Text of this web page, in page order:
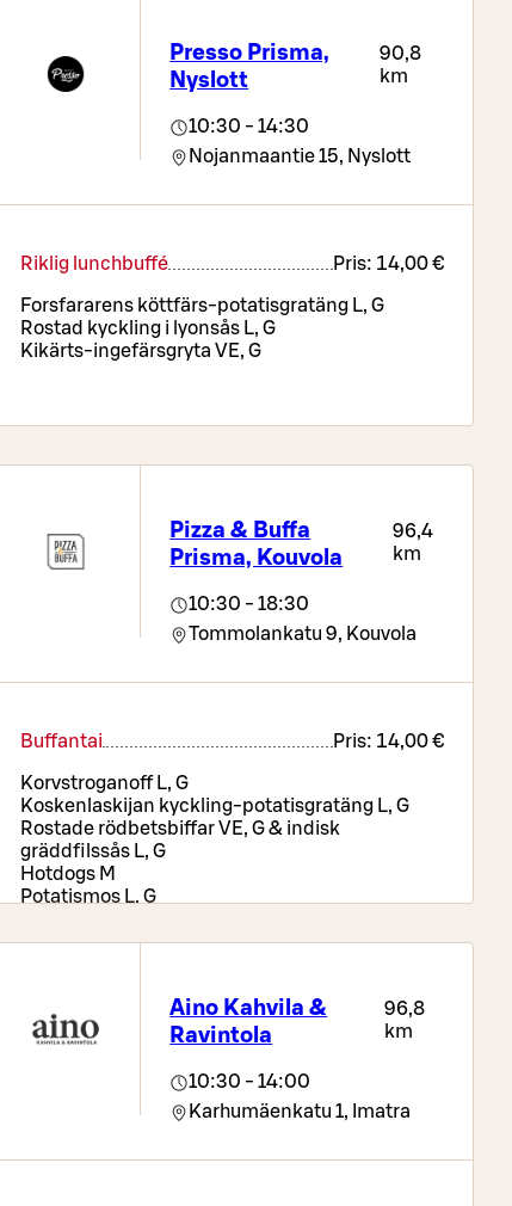
tomaattikastiketta, mozzarellaa ja rucolaa
Voimme valmistaa lounaspizzan myös
Presso Prisma,
Nyslott
90,8
km
10:30 - 14:30
Nojanmaantie 15, Nyslott
Riklig lunchbuffé Pris: 14,00 €
Forsfararens köttfärs-potatisgratäng L, G
Rostad kyckling i lyonsås L, G
Kikärts-ingefärsgryta VE, G
Pizza & Buffa
Prisma, Kouvola
96,4
km
10:30 - 18:30
Tommolankatu 9, Kouvola
Buffantai Pris: 14,00 €
Korvstroganoff L, G
Koskenlaskijan kyckling-potatisgratäng L, G
Rostade rödbetsbiffar VE, G & indisk
gräddfilssås L, G
Hotdogs M
Potatismos L, G
Rostade rotfrukter VE, G
Aino Kahvila &
Ravintola
96,8
km
10:30 - 14:00
Karhumäenkatu 1, Imatra